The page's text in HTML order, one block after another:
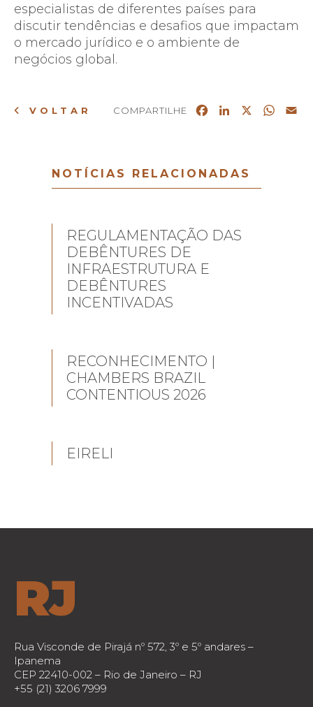
especialistas de diferentes países para
discutir tendências e desafios que impactam
o mercado jurídico e o ambiente de
negócios global.
VOLTAR COMPARTILHE Facebook
LinkedIn
NOTÍCIAS RELACIONADAS
REGULAMENTAÇÃO DAS
DEBÊNTURES DE
INFRAESTRUTURA E
DEBÊNTURES
INCENTIVADAS
RECONHECIMENTO |
CHAMBERS BRAZIL
CONTENTIOUS 2026
EIRELI
RJ
Rua Visconde de Pirajá nº 572, 3º e 5º andares –
Ipanema
CEP 22410-002 – Rio de Janeiro – RJ
+55 (21) 3206 7999